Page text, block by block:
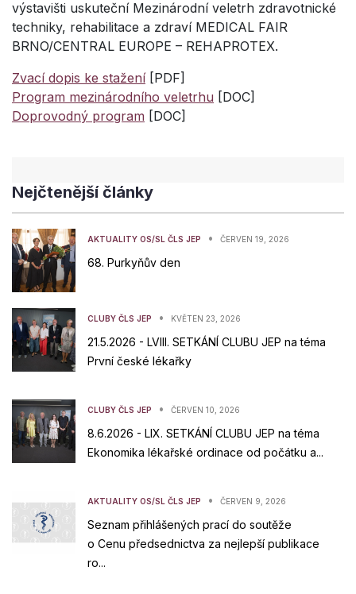
výstavišti uskuteční Mezinárodní veletrh zdravotnické
techniky, rehabilitace a zdraví MEDICAL FAIR
BRNO/CENTRAL EUROPE – REHAPROTEX.
Zvací dopis ke stažení[PDF]
Program mezinárodního veletrhu [DOC]
Doprovodný program [DOC]
Nejčtenější články
AKTUALITY OS/SL ČLS JEP • ČERVEN 19, 2026
68. Purkyňův den
CLUBY ČLS JEP • KVĚTEN 23, 2026
21.5.2026 - LVIII. SETKÁNÍ CLUBU JEP na téma
První české lékařky
CLUBY ČLS JEP • ČERVEN 10, 2026
8.6.2026 - LIX. SETKÁNÍ CLUBU JEP na téma
Ekonomika lékařské ordinace od počátku a...
AKTUALITY OS/SL ČLS JEP • ČERVEN 9, 2026
Seznam přihlášených prací do soutěže
o Cenu předsednictva za nejlepší publikace
ro...